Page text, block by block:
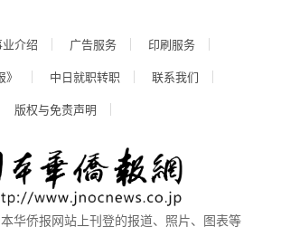
介绍 广告服务
印刷服务
中日就职转职
联系我们
版权与免责声明
华侨报网站上刊登的报道、照片、图表等